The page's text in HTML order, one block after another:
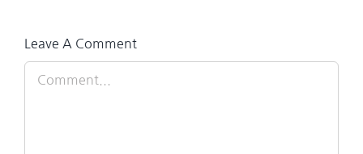
Leave A Comment